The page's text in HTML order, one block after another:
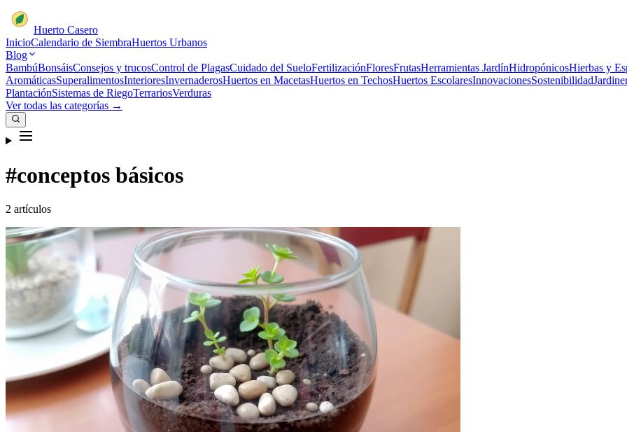
Huerto Casero
InicioCalendario de SiembraHuertos Urbanos
Blog
BambúBonsáisConsejos y trucosControl de PlagasCuidado del SueloFertilizaciónFloresFrutasHerramientas JardínHidropónicosHierbas y
AromáticasSuperalimentosInterioresInvernaderosHuertos en MacetasHuertos en TechosHuertos EscolaresInnovacionesSostenibilidad
PlantaciónSistemas de RiegoTerrariosVerduras
Ver todas las categorías →
#conceptos básicos
2 artículos